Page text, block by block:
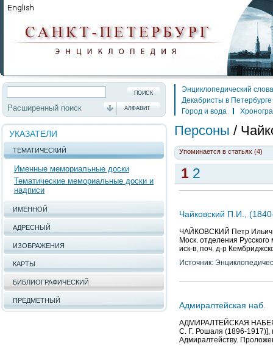
Расширенный поиск АЛФАВИТ
УКАЗАТЕЛИ
ТЕМАТИЧЕСКИЙ
Именные мемориальные доски
Тематические мемориальные доски и
надписи
ИМЕННОЙ
АДРЕСНЫЙ
ИЗОБРАЖЕНИЯ
КАРТЫ
БИБЛИОГРАФИЧЕСКИЙ
ПРЕДМЕТНЫЙ
Энциклопедический
Декабристы в Петербурге
Город и вода
Персоны /
Упоминается в статьях (4)
1 2
Чайковский П.И.,
ЧАЙКОВСКИЙ Петр Ильич
Моск. отделения
иск-в, поч. д-р
Источник:
Адмиралтейская наб.
АДМИРАЛТЕЙСКАЯ
С. Г. Рошаля (1896-1917)],
Адмиралтейству.